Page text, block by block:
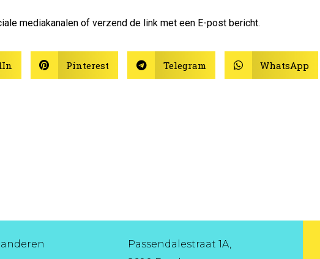
mediakanalen of verzend de link met een E-post bericht.
Pinterest Telegram WhatsApp
Passendalestraat 1A,